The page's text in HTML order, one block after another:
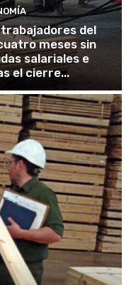
trabajadores del
meses sin
salariales e
el cierre...